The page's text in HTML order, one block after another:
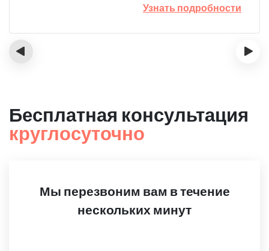
Узнать подробности
‹ ›
Бесплатная консультация
круглосуточно
Мы перезвоним вам в течение
нескольких минут